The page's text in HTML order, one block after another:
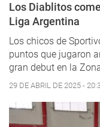
Los Diablitos
Liga Argentina
Los chicos de
puntos que jugaron
gran debut en la
29 DE ABRIL DE 2025 -